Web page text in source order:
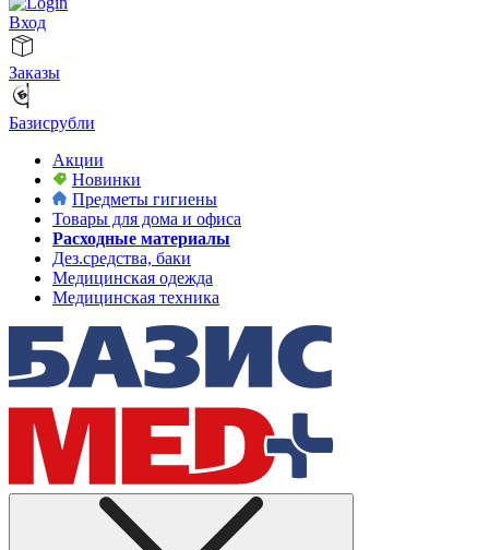
Вход
Заказы
Базисрубли
Акции
Новинки
Предметы гигиены
Товары для дома и офиса
Расходные материалы
Дез.средства, баки
Медицинская одежда
Медицинская техника